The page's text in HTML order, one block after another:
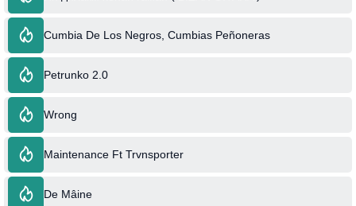
Cumbia De Los Negros, Cumbias Peñoneras
Petrunko 2.0
Wrong
Maintenance Ft Trvnsporter
De Mâine